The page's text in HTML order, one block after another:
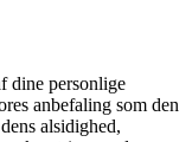
dine personlige
anbefaling som den
alsidighed,